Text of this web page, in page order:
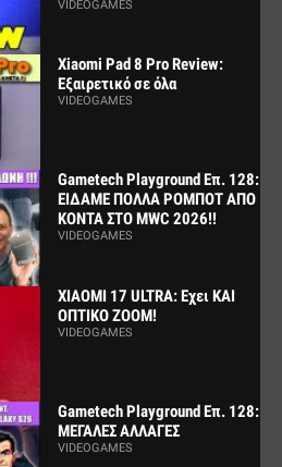
VIDEOGAMES
Xiaomi Pad 8 Pro Review:
Εξαιρετικό σε όλα
VIDEOGAMES
Gametech Playground Επ. 128:
ΕΙΔΑΜΕ ΠΟΛΛΑ ΡΟΜΠΟΤ ΑΠΟ
ΚΟΝΤΑ ΣΤΟ MWC 2026!!
VIDEOGAMES
XIAOMI 17 ULTRA: Εχει ΚΑΙ
ΟΠΤΙΚΟ ZOOM!
VIDEOGAMES
Gametech Playground Επ. 128:
ΜΕΓΑΛΕΣ ΑΛΛΑΓΕΣ
VIDEOGAMES